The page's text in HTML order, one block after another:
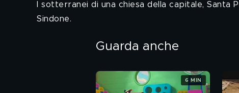
I sotterranei di una chiesa della capitale, Santa
Sindone.
Guarda anche
6 MIN